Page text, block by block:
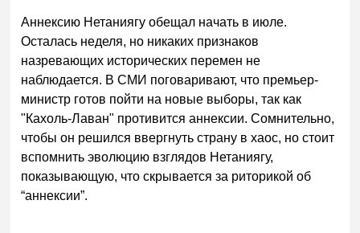
Аннексию Нетаниягу обещал начать в июле.
Осталась неделя, но никаких признаков
назревающих исторических перемен не
наблюдается. В СМИ поговаривают, что премьер-
министр готов пойти на новые выборы, так как
"Кахоль-Лаван" противится аннексии. Сомнительно,
чтобы он решился ввергнуть страну в хаос, но стоит
вспомнить эволюцию взглядов Нетаниягу,
показывающую, что скрывается за риторикой об
“аннексии”.